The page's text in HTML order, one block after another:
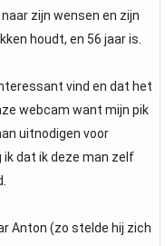
zijn wensen en zijn
houdt, en 56 jaar is.
vind en dat het
webcam want mijn pik
uitnodigen voor
ik dat ik deze man zelf
Anton (zo stelde hij zich